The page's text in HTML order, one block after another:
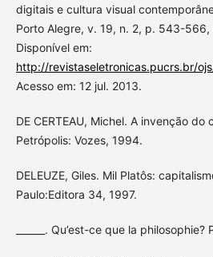
digitais e cultura visual
Porto Alegre, v. 19, n. 2, p. 543-566,
Disponível em:
http://revistaseletronicas.pucrs.br/
Acesso em: 12 jul. 2013.
DE CERTEAU, Michel. A invenção
Petrópolis: Vozes, 1994.
DELEUZE, Giles. Mil Platôs:
Paulo:Editora 34, 1997.
______. Qu’est-ce que la